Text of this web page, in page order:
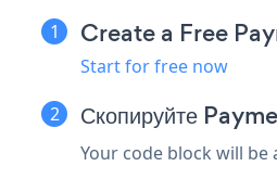
Create a Free
Start for free now
Скопируйте
Your code block will be